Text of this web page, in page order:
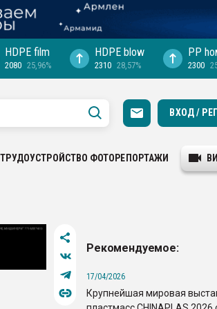
HDPE film
2080 25,96%
HDPE blow
2310 28,57%
PP
2300
ВХОД /
ТРУДОУСТРОЙСТВО ФОТОРЕПОРТАЖИ
Рекомендуемое:
17/04/2026
Крупнейшая мировая